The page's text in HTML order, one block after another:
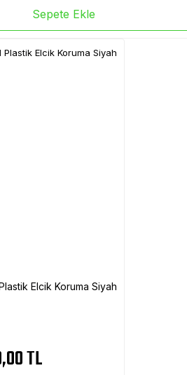
Sepete Ekle
Elcik Koruma Siyah
TL